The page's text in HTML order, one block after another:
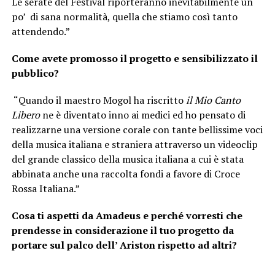
po’ di sana normalità, quella che stiamo così tanto
attendendo.”
Come avete promosso il progetto e sensibilizzato il
pubblico?
“Quando il maestro Mogol ha riscrittoil Mio Canto
Liberone è diventato inno ai medici ed ho pensato di
realizzarne una versione corale con tante bellissime voci
della musica italiana e straniera attraverso un videoclip
del grande classico della musica italiana a cui è stata
abbinata anche una raccolta fondi a favore di Croce
Rossa Italiana.”
Cosa ti aspetti da Amadeus e perché vorresti che
prendesse in considerazione il tuo progetto da
portare sul palco dell’ Ariston rispetto ad altri?